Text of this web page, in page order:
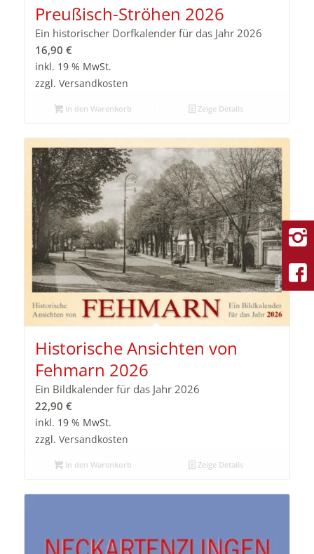
Preußisch-Ströhen 2026
Ein historischer Dorfkalender für das Jahr 2026
16,90 €
inkl. 19 % MwSt.
zzgl. Versandkosten
In den Warenkorb Zeige Details
Historische Ansichten von
Fehmarn 2026
Ein Bildkalender für das Jahr 2026
22,90 €
inkl. 19 % MwSt.
zzgl. Versandkosten
In den Warenkorb Zeige Details